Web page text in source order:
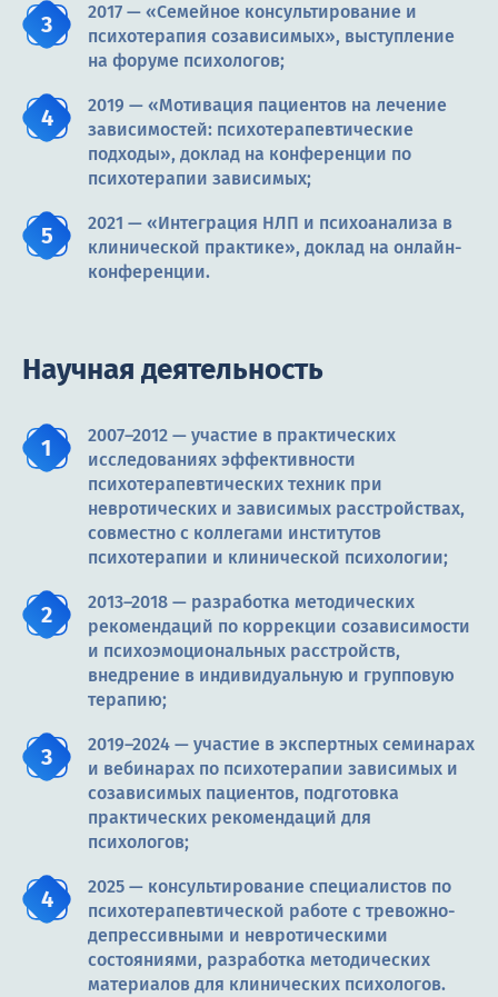
2017 — «Семейное консультирование и
психотерапия созависимых», выступление
на форуме психологов;
2019 — «Мотивация пациентов на лечение
зависимостей: психотерапевтические
подходы», доклад на конференции по
психотерапии зависимых;
2021 — «Интеграция НЛП и психоанализа в
клинической практике», доклад на онлайн-
конференции.
Научная деятельность
2007–2012 — участие в практических
исследованиях эффективности
психотерапевтических техник при
невротических и зависимых расстройствах,
совместно с коллегами институтов
психотерапии и клинической психологии;
2013–2018 — разработка методических
рекомендаций по коррекции созависимости
и психоэмоциональных расстройств,
внедрение в индивидуальную и групповую
терапию;
2019–2024 — участие в экспертных семинарах
и вебинарах по психотерапии зависимых и
созависимых пациентов, подготовка
практических рекомендаций для
психологов;
2025 — консультирование специалистов по
психотерапевтической работе с тревожно-
депрессивными и невротическими
состояниями, разработка методических
материалов для клинических психологов.